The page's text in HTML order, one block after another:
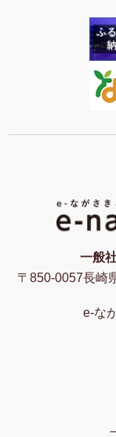
一般
〒850-0057長崎
e-な